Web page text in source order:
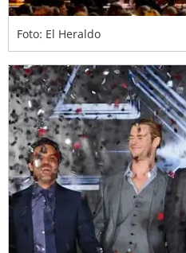
Foto: El Heraldo